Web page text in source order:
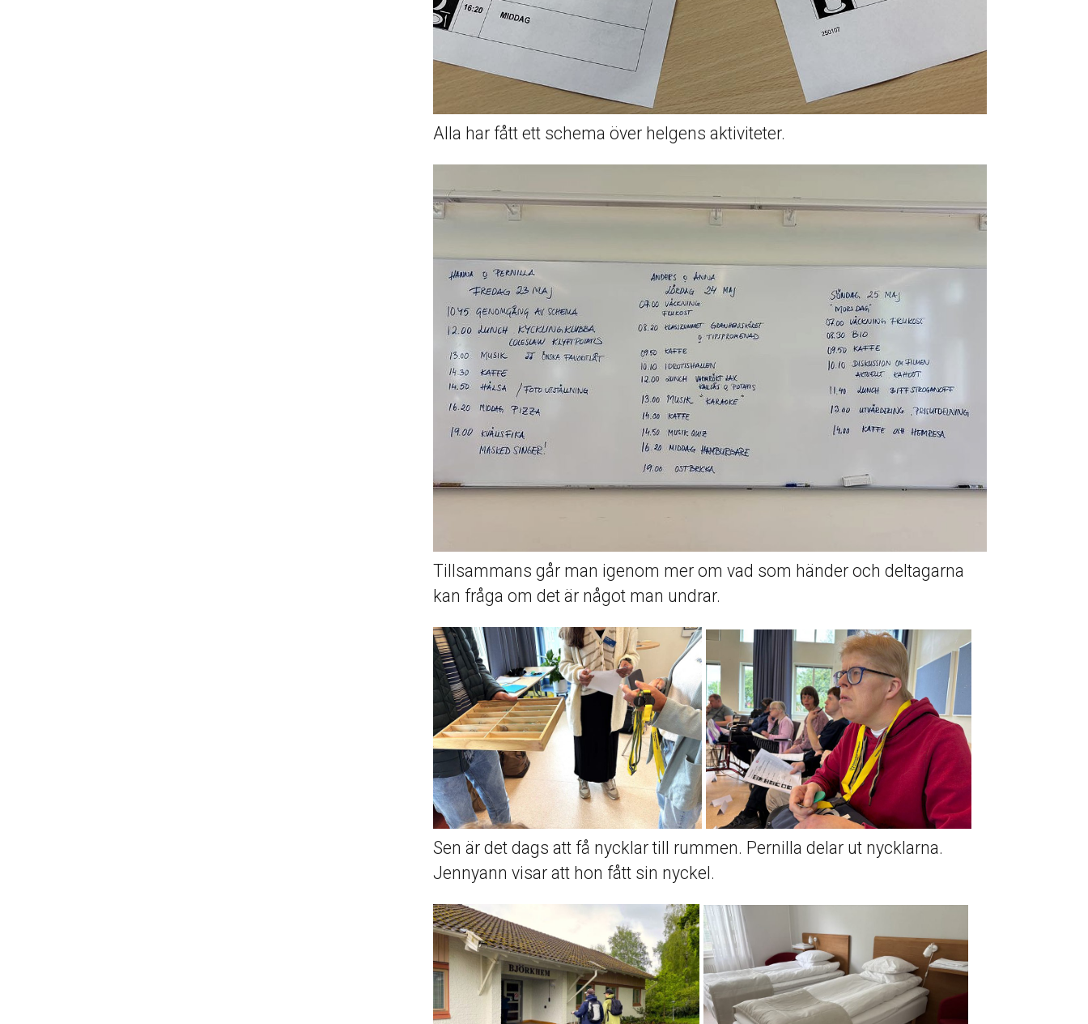
Alla har fått ett schema över helgens aktiviteter.
Tillsammans går man igenom mer om vad som händer och deltagarna
kan fråga om det är något man undrar.
Sen är det dags att få nycklar till rummen. Pernilla delar ut nycklarna.
Jennyann visar att hon fått sin nyckel.